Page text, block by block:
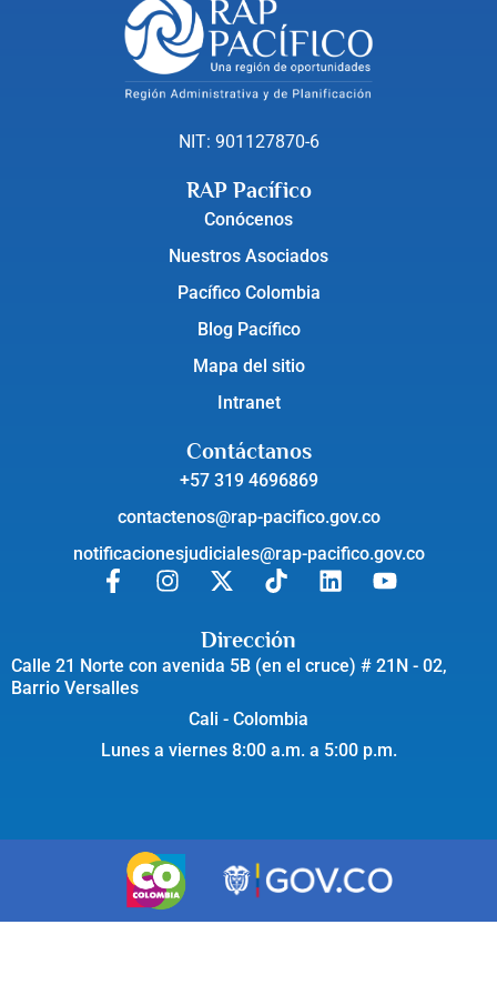
NIT: 901127870-6
RAP Pacífico
Conócenos
Nuestros Asociados
Pacífico Colombia
Blog Pacífico
Mapa del sitio
Intranet
Contáctanos
+57 319 4696869
contactenos@rap-pacifico.gov.co
notificacionesjudiciales@rap-pacifico.gov.co
Dirección
Calle 21 Norte con avenida 5B (en el cruce) # 21N - 02,
Barrio Versalles
Cali - Colombia
Lunes a viernes 8:00 a.m. a 5:00 p.m.